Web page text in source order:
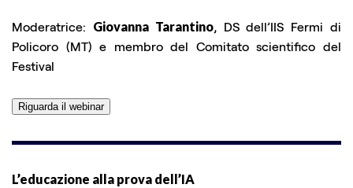
Moderatrice: Giovanna Tarantino, DS dell’IIS Fermi di
Policoro (MT) e membro del Comitato scientifico del
Festival
Riguarda il webinar
L’educazione alla prova dell’IA